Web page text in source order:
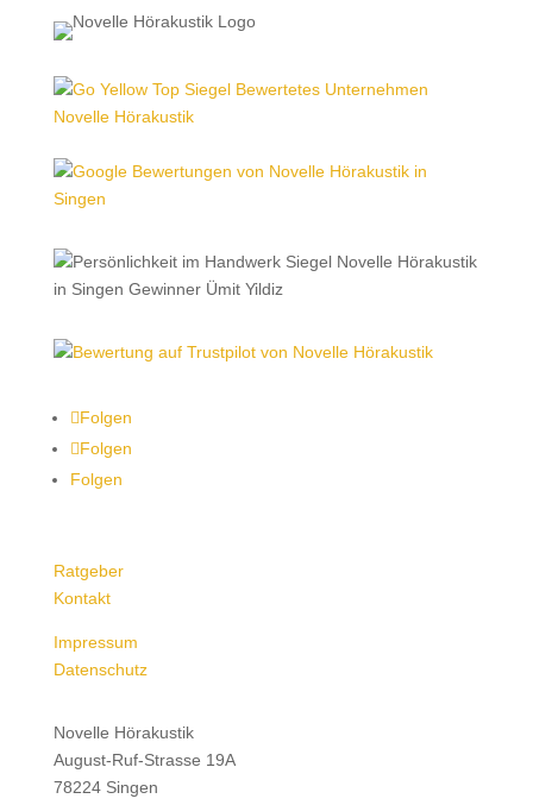
Folgen
Folgen
Folgen
Ratgeber
Kontakt
Impressum
Datenschutz
Novelle Hörakustik
August-Ruf-Strasse 19A
78224 Singen